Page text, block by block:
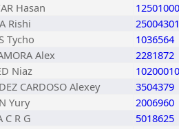
Hasan
12501000
Rishi
25004301
Tycho
1036564
Alex
2281872
Niaz
10200010
CARDOSO Alexey
3504379
Yury
2006960
C R G
5018625